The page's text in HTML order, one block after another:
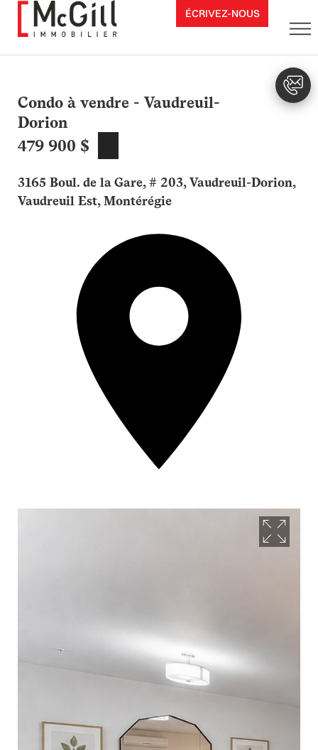
Aller
ÉCRIVEZ-NOUS
Condo à vendre - Vaudreuil-
Dorion
479 900 $
3165 Boul. de la Gare, # 203, Vaudreuil-Dorion,
Vaudreuil Est, Montérégie